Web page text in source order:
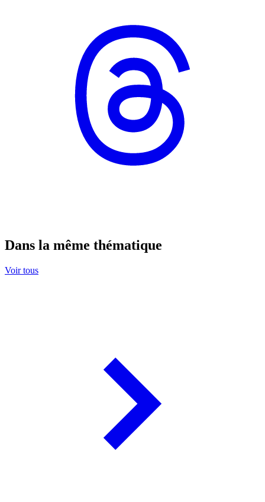
Dans la même thématique
Voir tous